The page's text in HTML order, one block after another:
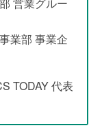
業部 事業企
TODAY 代表